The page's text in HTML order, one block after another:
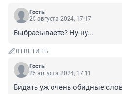
Гость
25 августа 2024, 17:17
Выбрасываете? Ну-ну...
ОТВЕТИТЬ
Гость
25 августа 2024, 17:11
Видать уж очень обидные